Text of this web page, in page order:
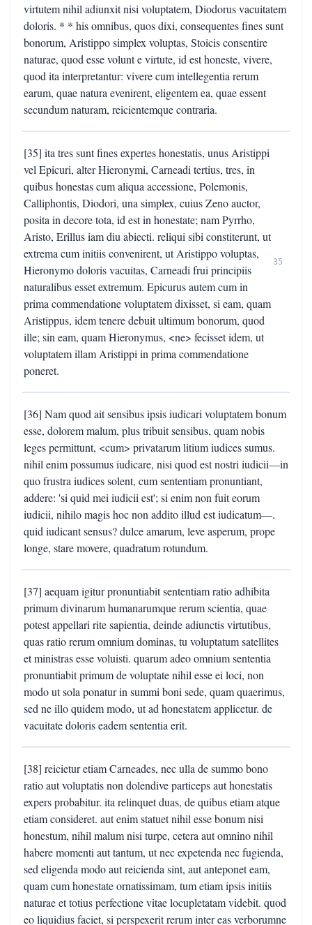
virtutem nihil adiunxit nisi voluptatem, Diodorus vacuitatem
doloris. * * his omnibus, quos dixi, consequentes fines sunt
bonorum, Aristippo simplex voluptas, Stoicis consentire
naturae, quod esse volunt e virtute, id est honeste, vivere,
quod ita interpretantur: vivere cum intellegentia rerum
earum, quae natura evenirent, eligentem ea, quae essent
secundum naturam, reicientemque contraria.
[35] ita tres sunt fines expertes honestatis, unus Aristippi
vel Epicuri, alter Hieronymi, Carneadi tertius, tres, in
quibus honestas cum aliqua accessione, Polemonis,
Calliphontis, Diodori, una simplex, cuius Zeno auctor,
posita in decore tota, id est in honestate; nam Pyrrho,
Aristo, Erillus iam diu abiecti. reliqui sibi constiterunt, ut
extrema cum initiis convenirent, ut Aristippo voluptas,
Hieronymo doloris vacuitas, Carneadi frui principiis
naturalibus esset extremum. Epicurus autem cum in
prima commendatione voluptatem dixisset, si eam, quam
Aristippus, idem tenere debuit ultimum bonorum, quod
ille; sin eam, quam Hieronymus, <ne> fecisset idem, ut
voluptatem illam Aristippi in prima commendatione
poneret.
35
[36] Nam quod ait sensibus ipsis iudicari voluptatem bonum
esse, dolorem malum, plus tribuit sensibus, quam nobis
leges permittunt, <cum> privatarum litium iudices sumus.
nihil enim possumus iudicare, nisi quod est nostri iudicii—in
quo frustra iudices solent, cum sententiam pronuntiant,
addere: 'si quid mei iudicii est'; si enim non fuit eorum
iudicii, nihilo magis hoc non addito illud est iudicatum—.
quid iudicant sensus? dulce amarum, leve asperum, prope
longe, stare movere, quadratum rotundum.
[37] aequam igitur pronuntiabit sententiam ratio adhibita
primum divinarum humanarumque rerum scientia, quae
potest appellari rite sapientia, deinde adiunctis virtutibus,
quas ratio rerum omnium dominas, tu voluptatum satellites
et ministras esse voluisti. quarum adeo omnium sententia
pronuntiabit primum de voluptate nihil esse ei loci, non
modo ut sola ponatur in summi boni sede, quam quaerimus,
sed ne illo quidem modo, ut ad honestatem applicetur. de
vacuitate doloris eadem sententia erit.
[38] reicietur etiam Carneades, nec ulla de summo bono
ratio aut voluptatis non dolendive particeps aut honestatis
expers probabitur. ita relinquet duas, de quibus etiam atque
etiam consideret. aut enim statuet nihil esse bonum nisi
honestum, nihil malum nisi turpe, cetera aut omnino nihil
habere momenti aut tantum, ut nec expetenda nec fugienda,
sed eligenda modo aut reicienda sint, aut anteponet eam,
quam cum honestate ornatissimam, tum etiam ipsis initiis
naturae et totius perfectione vitae locupletatam videbit. quod
eo liquidius faciet, si perspexerit rerum inter eas verborumne